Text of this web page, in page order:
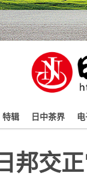
特辑 日中茶界
邦交